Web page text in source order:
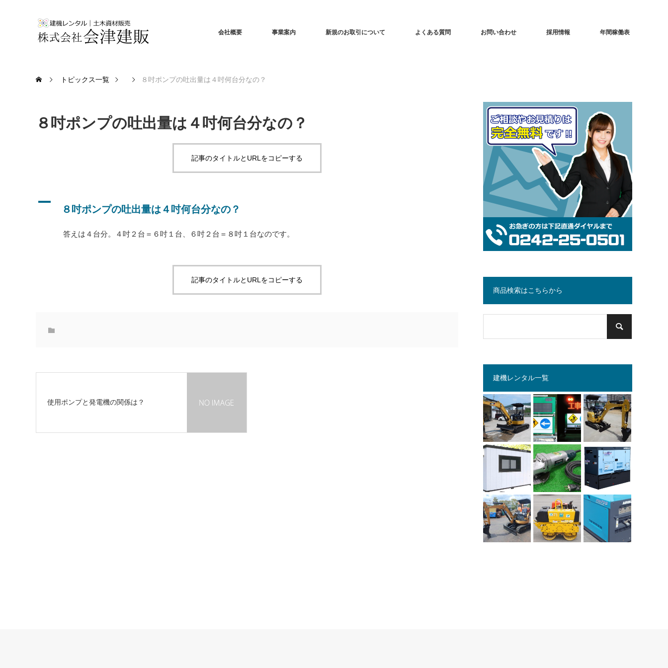
会社概要 事業案内 新規のお取引について よくある質問 お問い合わせ 採用情報 年間稼働表
トピックス一覧 ８吋ポンプの吐出量は４吋何台分なの？
８吋ポンプの吐出量は４吋何台分なの？
記事のタイトルとURLをコピーする
A ８吋ポンプの吐出量は４吋何台分なの？
答えは４ 台分。４吋 ２ 台 ＝６吋 １ 台 、６吋 ２ 台 ＝８吋 １ 台なのです。
記事のタイトルとURLをコピーする
使用ポンプと発電機の関係は？
商品検索はこちらから
建機レンタル一覧